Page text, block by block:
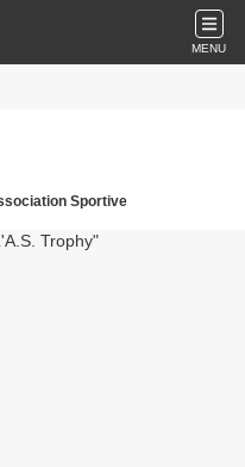
MENU
Sportive